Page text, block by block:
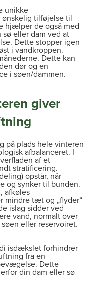
unikke
ønskelig tilføjelse til
hjælper de også med
eller dam ved at
Dette stopper igen
i vandkroppen.
Dette kan
dør og en
i søen/dammen.
giver
på plads hele vinteren
afbalanceret. I
af et
stratificering.
opstår, når
og synker til bunden.
afkøles
mindre tæt og „flyder“
islag sidder ved
vand, normalt over
eller reservoiret.
isdækslet forhindrer
fra en
Dette
din dam eller sø